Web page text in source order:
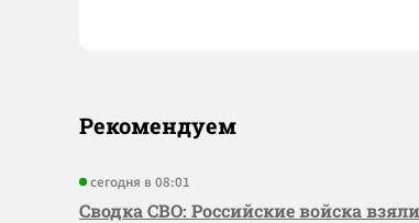
Рекомендуем
сегодня в 08:01
Сводка СВО: Российские войска